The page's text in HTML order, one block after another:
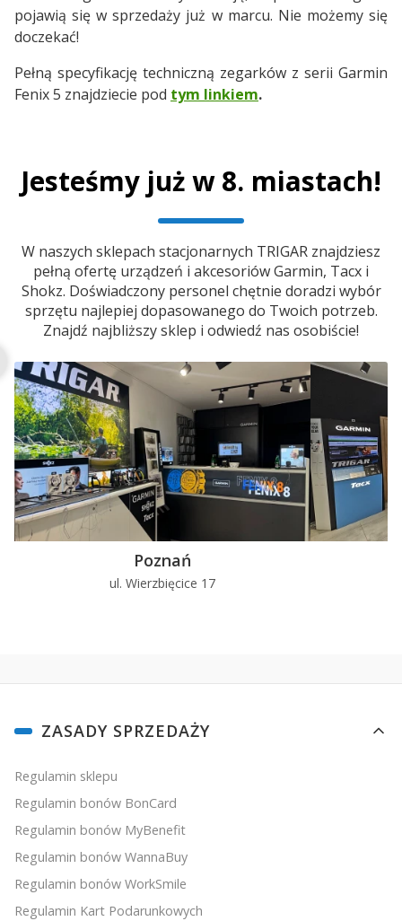
pojawią się w sprzedaży już w marcu. Nie możemy się
doczekać!
Pełną specyfikację techniczną zegarków z serii Garmin
Fenix 5 znajdziecie pod tym linkiem.
Jesteśmy już w 8. miastach!
W naszych sklepach stacjonarnych TRIGAR znajdziesz
pełną ofertę urządzeń i akcesoriów Garmin, Tacx i
Shokz. Doświadczony personel chętnie doradzi wybór
sprzętu najlepiej dopasowanego do Twoich potrzeb.
Znajdź najbliższy sklep i odwiedź nas osobiście!
Poznań
ul. Wierzbięcice 17
Linki w stopce
ZASADY SPRZEDAŻY
Regulamin sklepu
Regulamin bonów BonCard
Regulamin bonów MyBenefit
Regulamin bonów WannaBuy
Regulamin bonów WorkSmile
Regulamin Kart Podarunkowych